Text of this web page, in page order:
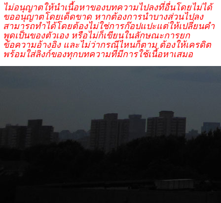
ไม่อนุญาตให้นำเนื้อหาของบทความไปลงที่อื่นโดยไม่ได้
ขออนุญาตโดยเด็ดขาด หากต้องการนำบางส่วนไปลง
สามารถทำได้โดยต้องไม่ใช่การก๊อปแปะแต่ให้เปลี่ยนคำ
พูดเป็นของตัวเอง หรือไม่ก็เขียนในลักษณะการยก
ข้อความอ้างอิง และไม่ว่ากรณีไหนก็ตาม ต้องให้เครดิต
พร้อมใส่ลิงก์ของทุกบทความที่มีการใช้เนื้อหาเสมอ